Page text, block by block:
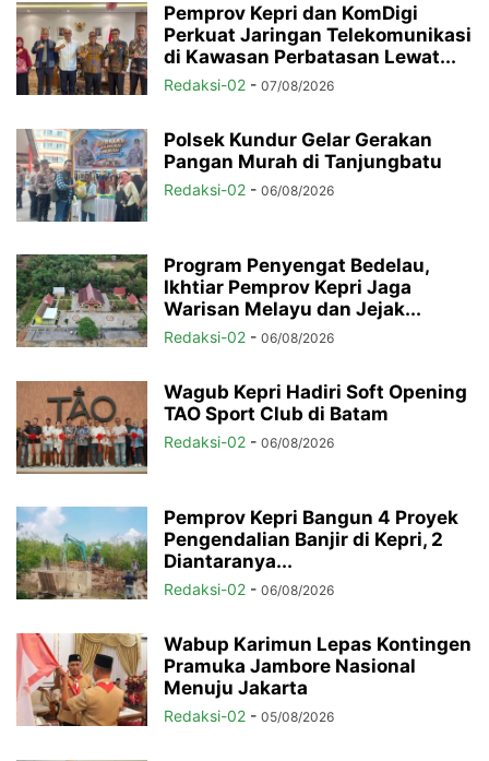
Pemprov Kepri dan KomDigi
Perkuat Jaringan Telekomunikasi
di Kawasan Perbatasan Lewat...
Redaksi-02 - 07/08/2026
Polsek Kundur Gelar Gerakan
Pangan Murah di Tanjungbatu
Redaksi-02 - 06/08/2026
Program Penyengat Bedelau,
Ikhtiar Pemprov Kepri Jaga
Warisan Melayu dan Jejak...
Redaksi-02 - 06/08/2026
Wagub Kepri Hadiri Soft Opening
TAO Sport Club di Batam
Redaksi-02 - 06/08/2026
Pemprov Kepri Bangun 4 Proyek
Pengendalian Banjir di Kepri, 2
Diantaranya...
Redaksi-02 - 06/08/2026
Wabup Karimun Lepas Kontingen
Pramuka Jambore Nasional
Menuju Jakarta
Redaksi-02 - 05/08/2026